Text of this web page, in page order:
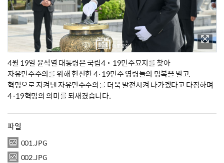
4월 19일 윤석열 대통령은 국립4‧19민주묘지를 찾아
자유민주주의를 위해 헌신한 4·19민주 영령들의 명복을 빌고,
혁명으로 지켜낸 자유민주주의를 더욱 발전시켜 나가겠다고 다짐하며
4·19혁명의 의미를 되새겼습니다.
파일
001.JPG
002.JPG